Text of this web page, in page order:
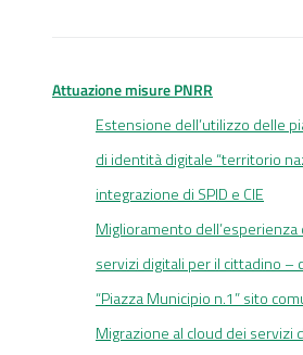
Attuazione misure PNRR
Estensione dell’utilizzo delle
di identità digitale “territorio
integrazione di SPID e CIE
Miglioramento dell’esperienza
servizi digitali per il cittadino –
“Piazza Municipio n.1” sito
Migrazione al cloud dei servizi